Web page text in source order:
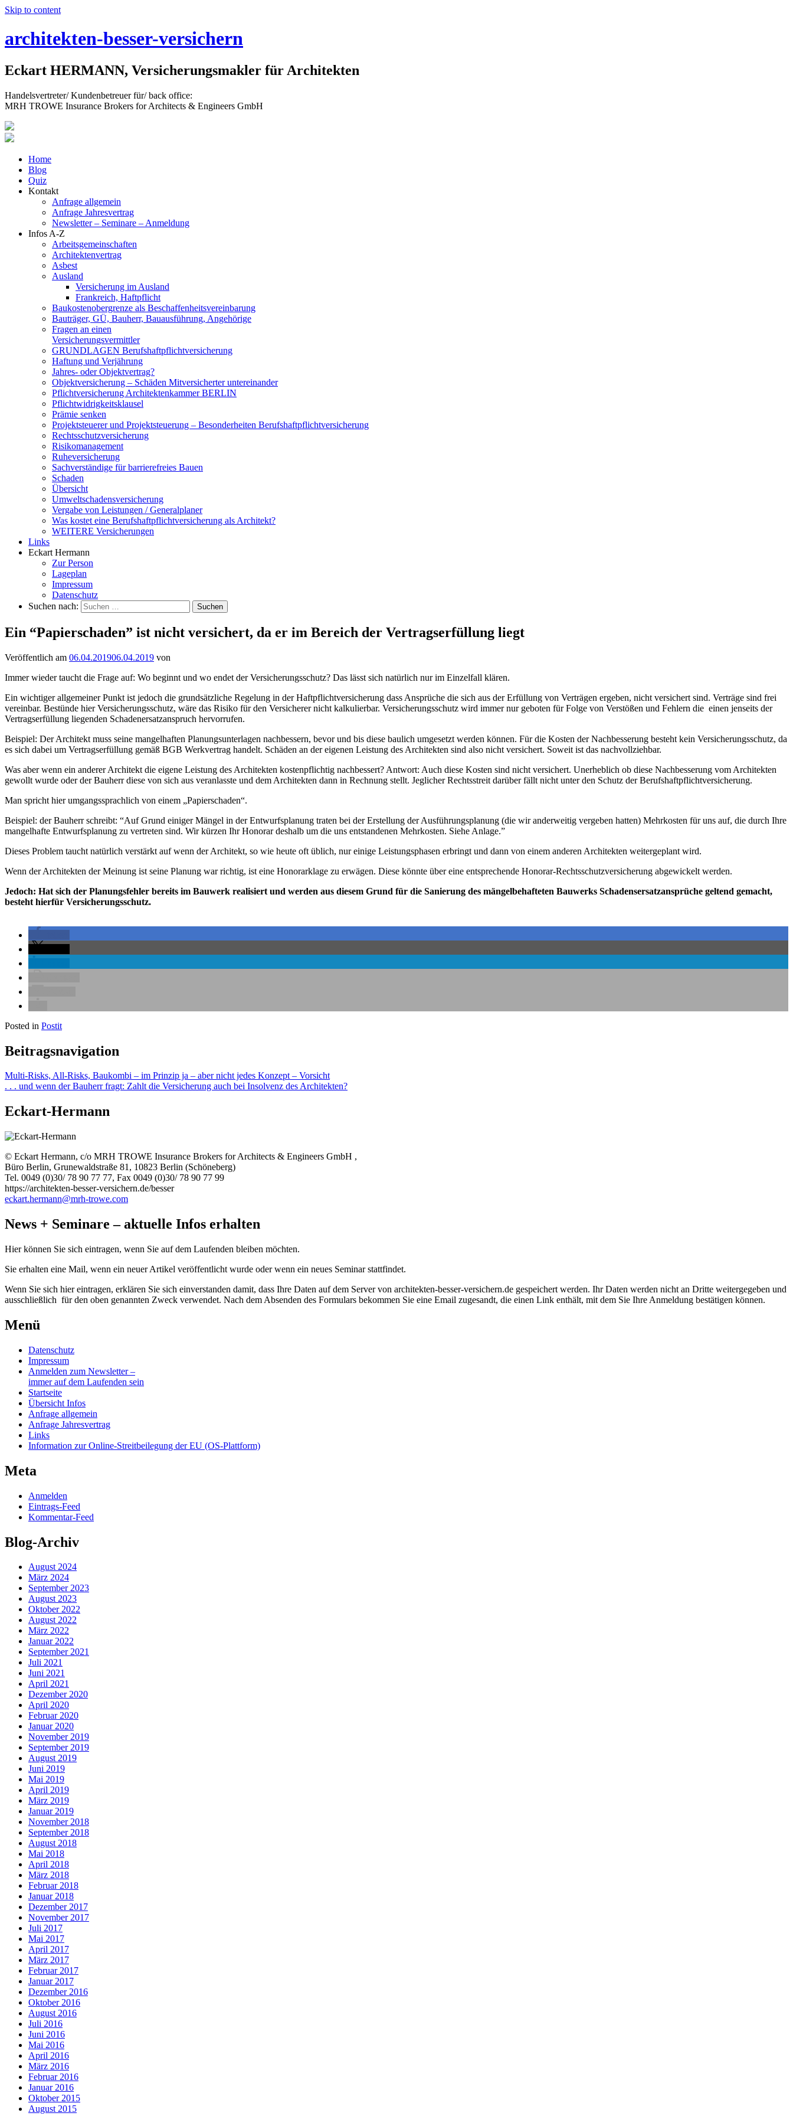
Skip to content
architekten-besser-versichern
Eckart HERMANN, Versicherungsmakler für Architekten
Handelsvertreter/ Kundenbetreuer für/ back office:
MRH TROWE Insurance Brokers for Architects & Engineers GmbH
Home
Blog
Quiz
Kontakt
Anfrage allgemein
Anfrage Jahresvertrag
Newsletter – Seminare – Anmeldung
Infos A-Z
Arbeitsgemeinschaften
Architektenvertrag
Asbest
Ausland
Versicherung im Ausland
Frankreich, Haftpflicht
Baukostenobergrenze als Beschaffenheits­vereinbarung
Bauträger, GÜ, Bauherr, Bauausführung, Angehörige
Fragen an einen
Versicherungsvermittler
GRUNDLAGEN Berufshaftpflichtversicherung
Haftung und Verjährung
Jahres- oder Objektvertrag?
Objektversicherung – Schäden Mitversicherter untereinander
Pflichtversicherung Architektenkammer BERLIN
Pflichtwidrigkeitsklausel
Prämie senken
Projektsteuerer und Projektsteuerung – Besonderheiten Berufshaftpflichtversicherung
Rechtsschutzversicherung
Risikomanagement
Ruheversicherung
Sachverständige für barrierefreies Bauen
Schaden
Übersicht
Umweltschadensversicherung
Vergabe von Leistungen / Generalplaner
Was kostet eine Berufshaftpflichtversicherung als Architekt?
WEITERE Versicherungen
Links
Eckart Hermann
Zur Person
Lageplan
Impressum
Datenschutz
Suchen nach:
Ein “Papierschaden” ist nicht versichert, da er im Bereich der Vertragserfüllung liegt
Veröffentlich am 06.04.201906.04.2019 von
Immer wieder taucht die Frage auf: Wo beginnt und wo endet der Versicherungsschutz? Das lässt sich natürlich nur im Einzelfall klären.
Ein wichtiger allgemeiner Punkt ist jedoch die grundsätzliche Regelung in der Haftpflichtversicherung dass Ansprüche die sich aus der Erfüllung von Verträgen ergeben, nicht versichert sind. Verträge sind frei
vereinbar. Bestünde hier Versicherungsschutz, wäre das Risiko für den Versicherer nicht kalkulierbar. Versicherungsschutz wird immer nur geboten für Folge von Verstößen und Fehlern die einen jenseits der
Vertragserfüllung liegenden Schadenersatzanspruch hervorrufen.
Beispiel: Der Architekt muss seine mangelhaften Planungsunterlagen nachbessern, bevor und bis diese baulich umgesetzt werden können. Für die Kosten der Nachbesserung besteht kein Versicherungsschutz, da
es sich dabei um Vertragserfüllung gemäß BGB Werkvertrag handelt. Schäden an der eigenen Leistung des Architekten sind also nicht versichert. Soweit ist das nachvollziehbar.
Was aber wenn ein anderer Architekt die eigene Leistung des Architekten kostenpflichtig nachbessert? Antwort: Auch diese Kosten sind nicht versichert. Unerheblich ob diese Nachbesserung vom Architekten
gewollt wurde oder der Bauherr diese von sich aus veranlasste und dem Architekten dann in Rechnung stellt. Jeglicher Rechtsstreit darüber fällt nicht unter den Schutz der Berufshaftpflichtversicherung.
Man spricht hier umgangssprachlich von einem „Papierschaden“.
Beispiel: der Bauherr schreibt: “Auf Grund einiger Mängel in der Entwurfsplanung traten bei der Erstellung der Ausführungsplanung (die wir anderweitig vergeben hatten) Mehrkosten für uns auf, die durch Ihre
mangelhafte Entwurfsplanung zu vertreten sind. Wir kürzen Ihr Honorar deshalb um die uns entstandenen Mehrkosten. Siehe Anlage.”
Dieses Problem taucht natürlich verstärkt auf wenn der Architekt, so wie heute oft üblich, nur einige Leistungsphasen erbringt und dann von einem anderen Architekten weitergeplant wird.
Wenn der Architekten der Meinung ist seine Planung war richtig, ist eine Honorarklage zu erwägen. Diese könnte über eine entsprechende Honorar-Rechtsschutzversicherung abgewickelt werden.
Jedoch: Hat sich der Planungsfehler bereits im Bauwerk realisiert und werden aus diesem Grund für die Sanierung des mängelbehafteten Bauwerks Schadensersatzansprüche geltend gemacht,
besteht hierfür Versicherungsschutz.
Posted in Postit
Beitragsnavigation
Multi-Risks, All-Risks, Baukombi – im Prinzip ja – aber nicht jedes Konzept – Vorsicht
. . . und wenn der Bauherr fragt: Zahlt die Versicherung auch bei Insolvenz des Architekten?
Eckart-Hermann
© Eckart Hermann, c/o MRH TROWE Insurance Brokers for Architects & Engineers GmbH ,
Büro Berlin, Grunewaldstraße 81, 10823 Berlin (Schöneberg)
Tel. 0049 (0)30/ 78 90 77 77, Fax 0049 (0)30/ 78 90 77 99
https://architekten-besser-versichern.de/besser
eckart.hermann@mrh-trowe.com
News + Seminare – aktuelle Infos erhalten
Hier können Sie sich eintragen, wenn Sie auf dem Laufenden bleiben möchten.
Sie erhalten eine Mail, wenn ein neuer Artikel veröffentlicht wurde oder wenn ein neues Seminar stattfindet.
Wenn Sie sich hier eintragen, erklären Sie sich einverstanden damit, dass Ihre Daten auf dem Server von architekten-besser-versichern.de gespeichert werden. Ihr Daten werden nicht an Dritte weitergegeben und
ausschließlich für den oben genannten Zweck verwendet. Nach dem Absenden des Formulars bekommen Sie eine Email zugesandt, die einen Link enthält, mit dem Sie Ihre Anmeldung bestätigen können.
Menü
Datenschutz
Impressum
Anmelden zum Newsletter –
immer auf dem Laufenden sein
Startseite
Übersicht Infos
Anfrage allgemein
Anfrage Jahresvertrag
Links
Information zur Online-Streitbeilegung der EU (OS-Plattform)
Meta
Anmelden
Eintrags-Feed
Kommentar-Feed
Blog-Archiv
August 2024
März 2024
September 2023
August 2023
Oktober 2022
August 2022
März 2022
Januar 2022
September 2021
Juli 2021
Juni 2021
April 2021
Dezember 2020
April 2020
Februar 2020
Januar 2020
November 2019
September 2019
August 2019
Juni 2019
Mai 2019
April 2019
März 2019
Januar 2019
November 2018
September 2018
August 2018
Mai 2018
April 2018
März 2018
Februar 2018
Januar 2018
Dezember 2017
November 2017
Juli 2017
Mai 2017
April 2017
März 2017
Februar 2017
Januar 2017
Dezember 2016
Oktober 2016
August 2016
Juli 2016
Juni 2016
Mai 2016
April 2016
März 2016
Februar 2016
Januar 2016
Oktober 2015
August 2015